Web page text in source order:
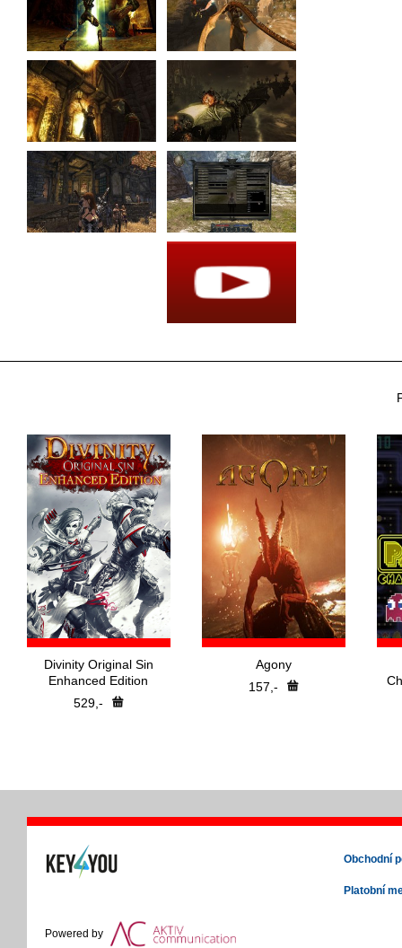
Divinity Original Sin
Enhanced Edition
529,-
Agony
157,-
Powered by
Obchodní
Platobní